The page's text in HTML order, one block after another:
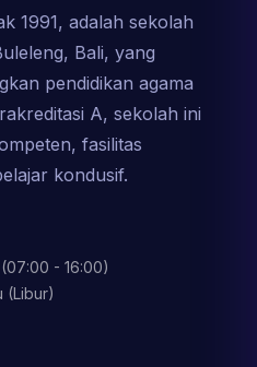
1991, adalah sekolah
Bali, yang
pendidikan agama
A, sekolah ini
fasilitas
kondusif.
- 16:00)
(Libur)